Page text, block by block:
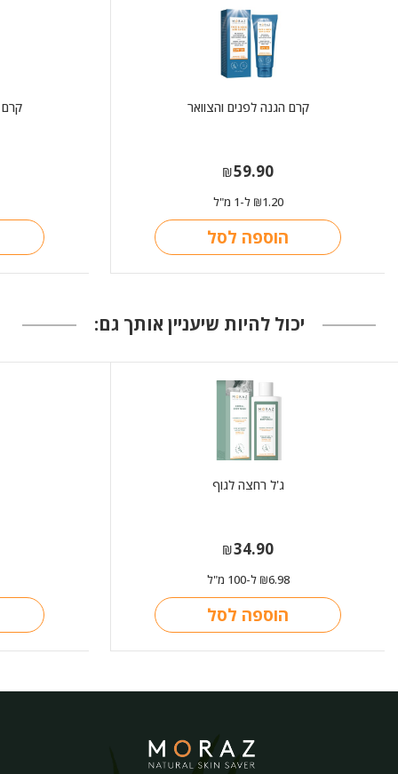
קרם הגנה לפנים והצוואר
₪59.90
₪1.20 ל-1 מ"ל
הוספה לסל
קרם
יכול להיות שיעניין אותך גם:
ג'ל רחצה לגוף
₪34.90
₪6.98 ל-100 מ"ל
הוספה לסל